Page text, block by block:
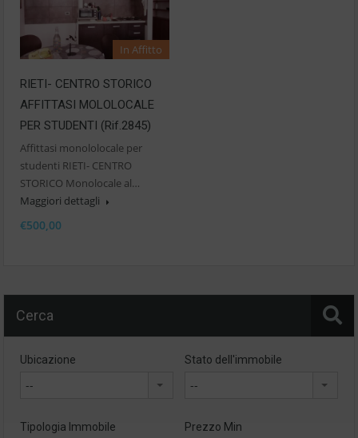
In Affitto
RIETI- CENTRO STORICO
AFFITTASI MOLOLOCALE
PER STUDENTI (Rif.2845)
Affittasi monololocale per
studenti RIETI- CENTRO
STORICO Monolocale al…
Maggiori dettagli
€500,00
Cerca
Ubicazione
--
Stato dell'immobile
--
Tipologia Immobile Prezzo Min